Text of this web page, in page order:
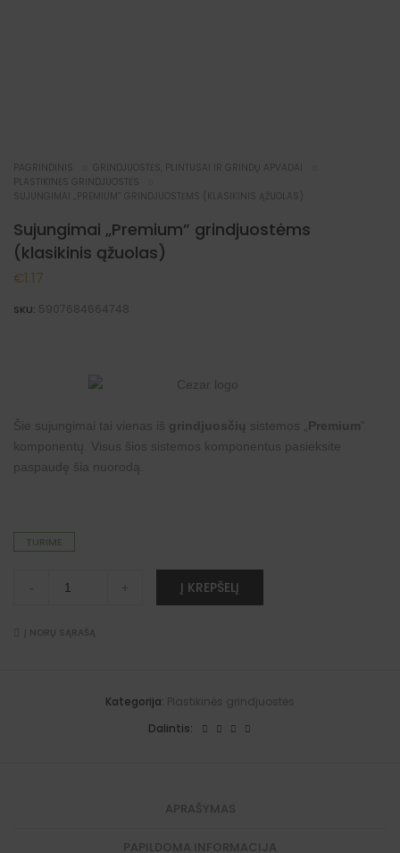
PAGRINDINIS
GRINDJUOSTĖS, PLINTUSAI IR GRINDŲ APVADAI
PLASTIKINĖS GRINDJUOSTĖS
SUJUNGIMAI „PREMIUM” GRINDJUOSTĖMS (KLASIKINIS ĄŽUOLAS)
Sujungimai „Premium” grindjuostėms
(klasikinis ąžuolas)
€1.17
SKU: 5907684664748
Šie sujungimai tai vienas iš grindjuosčių sistemos „ Premium ”
komponentų. Visus šios sistemos komponentus pasieksite
paspaudę šia nuorodą
TURIME
"Premium"
ąžuolas)
- + Į KREPŠELĮ
v
Į NORŲ SĄRAŠĄ
Kategorija: Plastikinės grindjuostės
Dalintis:
APRAŠYMAS
PAPILDOMA INFORMACIJA